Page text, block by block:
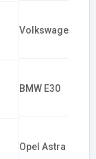
Volkswagen
BMW E30
Opel Astra GSi